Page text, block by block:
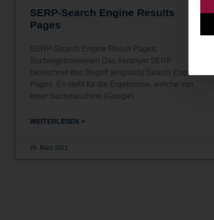
SERP-Search Engine Results
Pages
SERP-Search Engine Result Pages,
Suchergebnisseiten Das Akronym SERP
bezeichnet den Begriff (englisch) Search Engine
Pages. Es steht für die Ergebnisse, welche von
einer Suchmaschine (Google)
WEITERLESEN »
26. März 2021